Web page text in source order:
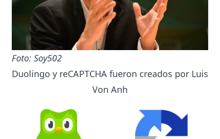
Foto: Soy502
Duolingo y reCAPTCHA fueron creados por Luis
Von Anh